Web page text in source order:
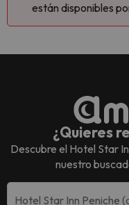
están disponibles
¿Quieres
Descubre el Hotel Star
nuestro